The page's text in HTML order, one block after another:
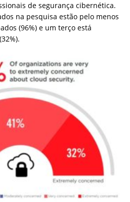
de segurança cibernética.
na pesquisa estão pelo menos
(96%) e um terço está